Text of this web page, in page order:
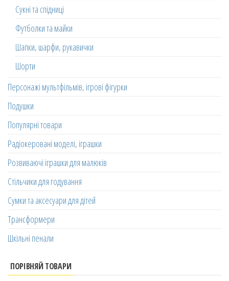
Сукні та спідниці
Футболки та майки
Шапки, шарфи, рукавички
Шорти
Персонажі мультфільмів, ігрові фігурки
Подушки
Популярні товари
Радіокеровані моделі, іграшки
Розвиваючі іграшки для малюків
Стільчики для годування
Сумки та аксесуари для дітей
Трансформери
Шкільні пенали
ПОРІВНЯЙ ТОВАРИ